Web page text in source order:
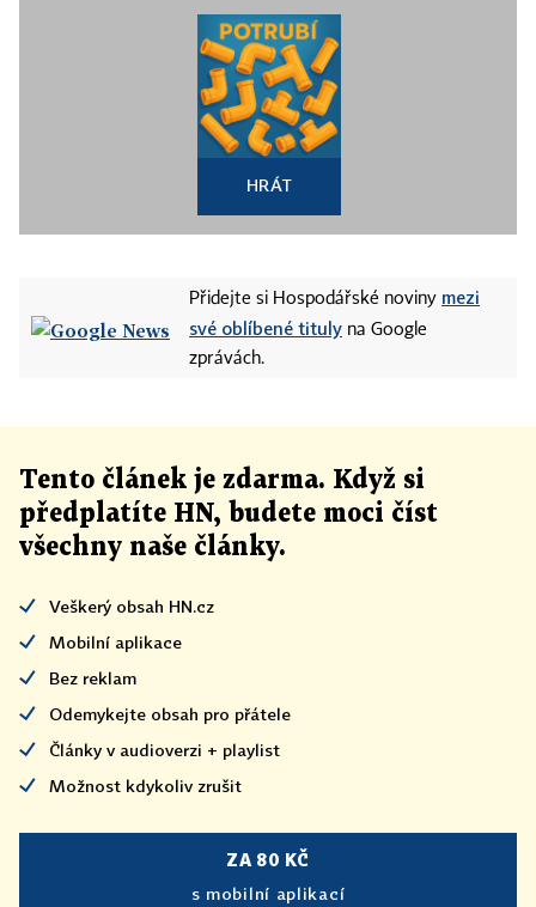
HRÁT
Přidejte si Hospodářské noviny mezi
své oblíbené tituly na Google
zprávách.
Tento článek je zdarma. Když si
předplatíte HN, budete moci číst
všechny naše články.
Veškerý obsah HN.cz
Mobilní aplikace
Bez reklam
Odemykejte obsah pro přátele
Články v audioverzi + playlist
Možnost kdykoliv zrušit
ZA 80 KČ
s mobilní aplikací